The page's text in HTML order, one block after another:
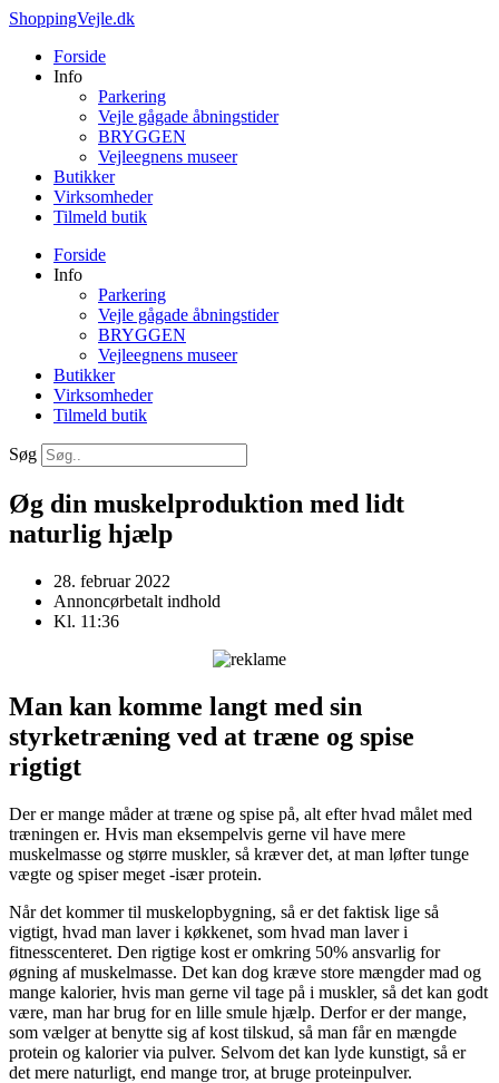
Videre
indhold
ShoppingVejle.dk
Forside
Info
Parkering
Vejle gågade åbningstider
BRYGGEN
Vejleegnens museer
Butikker
Virksomheder
Tilmeld butik
Forside
Info
Parkering
Vejle gågade åbningstider
BRYGGEN
Vejleegnens museer
Butikker
Virksomheder
Tilmeld butik
Søg
Øg din muskelproduktion med lidt
naturlig hjælp
28. februar 2022
Annoncørbetalt indhold
Kl. 11:36
Man kan komme langt med sin
styrketræning ved at træne og spise
rigtigt
Der er mange måder at træne og spise på, alt efter hvad målet med
træningen er. Hvis man eksempelvis gerne vil have mere
muskelmasse og større muskler, så kræver det, at man løfter tunge
vægte og spiser meget -især protein.
Når det kommer til muskelopbygning, så er det faktisk lige så
vigtigt, hvad man laver i køkkenet, som hvad man laver i
fitnesscenteret. Den rigtige kost er omkring 50% ansvarlig for
øgning af muskelmasse. Det kan dog kræve store mængder mad og
mange kalorier, hvis man gerne vil tage på i muskler, så det kan godt
være, man har brug for en lille smule hjælp. Derfor er der mange,
som vælger at benytte sig af kost tilskud, så man får en mængde
protein og kalorier via pulver. Selvom det kan lyde kunstigt, så er
det mere naturligt, end mange tror, at bruge proteinpulver.